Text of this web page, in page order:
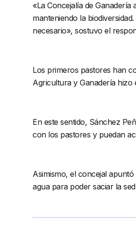
«La Concejalía de
manteniendo la
necesario», sostuvo el
Los primeros pastores han
Agricultura y Ganadería hizo
En este sentido, Sánchez
con los pastores y puedan
Asimismo, el concejal
agua para poder saciar la